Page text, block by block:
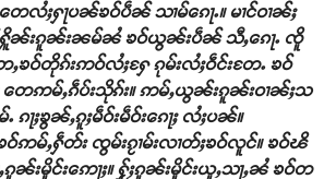
ေလႆႈႁႃပၼ်ၶဝ်ပဵၼ် သၢမ်ၵေႃႉ။ မၢင်ဝၢၼ်ႈ
ႁိူၼ်းၵူၼ်းၼမ်ၼႆ ၶဝ်ယွၼ်းပဵၼ် သီႇၵေႃႉ ၸိူ
ႇၶဝ်တိုၵ်းဢဝ်လႆႈႁႄ ၵုမ်းလႆႈဝဵင်းတႄႉ ၶဝ်
တေဢမ်ႇၵဵပ်းသိုၵ်း။ ဢမ်ႇယွၼ်းၵူၼ်းဝၢၼ်ႈသ
ၵႃႈၶွၼ်ႇၵူႈမဵဝ်းမဵဝ်းၵေႃႈ လႆႈပၼ်။
ဝ်ဢမ်ႇႁဵတ်း ၸွမ်းၵႂၢမ်းလၢတ်ႈၶဝ်လူင်။ ၶဝ်ၽိ
ၵူၼ်းမိူင်းဢေႃႈ။ ႁႂ်ႈၵူၼ်းမိူင်းယူႇသႃႇၼႆ ၶဝ်တ